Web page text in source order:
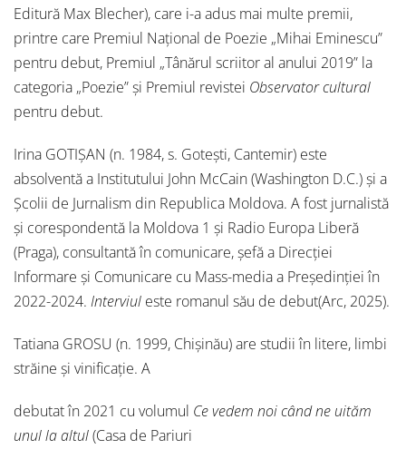
Editură Max Blecher), care i-a adus mai multe premii,
printre care Premiul Național de Poezie „Mihai Eminescu”
pentru debut, Premiul „Tânărul scriitor al anului 2019” la
categoria „Poezie” și Premiul revistei Observator cultural
pentru debut.
Irina GOTIȘAN (n. 1984, s. Gotești, Cantemir) este
absolventă a Institutului John McCain (Washington D.C.) și a
Școlii de Jurnalism din Republica Moldova. A fost jurnalistă
și corespondentă la Moldova 1 și Radio Europa Liberă
(Praga), consultantă în comunicare, șefă a Direcției
Informare și Comunicare cu Mass-media a Președinției în
2022-2024. Interviul este romanul său de debut(Arc, 2025).
Tatiana GROSU (n. 1999, Chișinău) are studii în litere, limbi
străine și vinificație. A
debutat în 2021 cu volumul Ce vedem noi când ne uităm
unul la altul(Casa de Pariuri